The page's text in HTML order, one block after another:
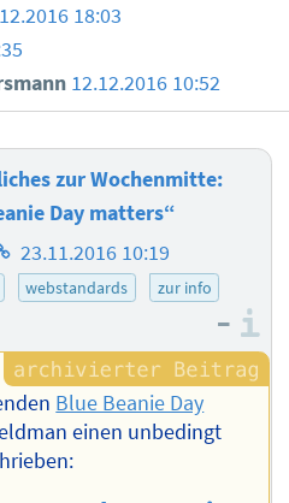
18:03
12.12.2016 10:52
zur Wochenmitte:
Day matters“
23.11.2016 10:19
webstandards zur info
–
Blue Beanie Day
einen unbedingt